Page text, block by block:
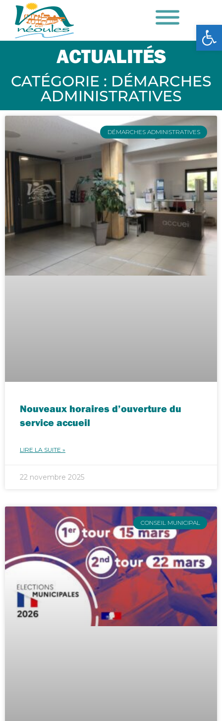
ACTUALITÉS
CATÉGORIE : DÉMARCHES
ADMINISTRATIVES
DÉMARCHES ADMINISTRATIVES
Nouveaux horaires d’ouverture du
service accueil
LIRE LA SUITE »
22 novembre 2025
CONSEIL MUNICIPAL